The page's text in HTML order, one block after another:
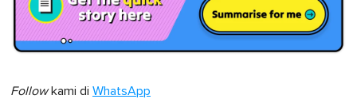
Followkami di WhatsApp